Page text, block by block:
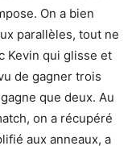
On a bien
parallèles, tout ne
Kevin qui glisse et
de gagner trois
que deux. Au
on a récupéré
aux anneaux, a